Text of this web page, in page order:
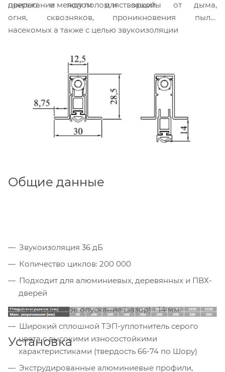
прилегание между полом и створкой.
дверью и полом для защиты от дыма,
огня, сквозняков, проникновения пыли,
насекомых а также с целью звукоизоляции
Общие данные
Звукоизоляция 36 дБ
Количество циклов: 200 000
Подходит для алюминиевых, деревянных и ПВХ-
дверей
Максимальное опускание (зазор) - 14 мм
Широкий сплошной ТЭП-уплотнитель серого
цвета с высокими износостойкими
характеристиками (твердость 66-74 по Шору)
Экструдированные алюминиевые профили,
Установка